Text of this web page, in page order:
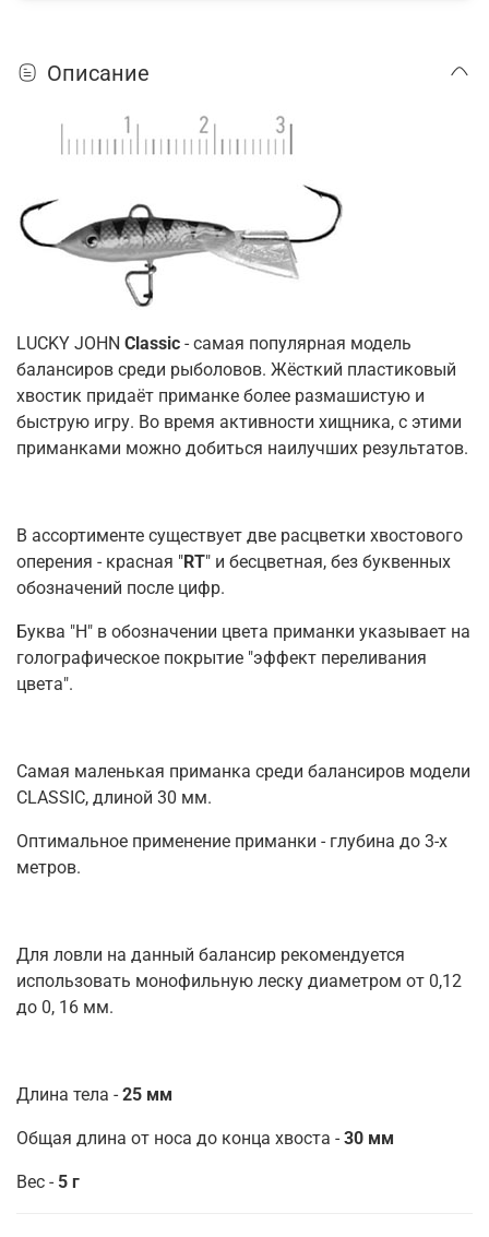
Описание
LUCKY JOHN Classic - самая популярная модель
балансиров среди рыболовов. Жёсткий пластиковый
хвостик придаёт приманке более размашистую и
быструю игру. Во время активности хищника, с этими
приманками можно добиться наилучших результатов.
В ассортименте существует две расцветки хвостового
оперения - красная "RT" и бесцветная, без буквенных
обозначений после цифр.
Буква "H" в обозначении цвета приманки указывает на
голографическое покрытие "эффект переливания
цвета".
Самая маленькая приманка среди балансиров модели
CLASSIC, длиной 30 мм.
Оптимальное применение приманки - глубина до 3-х
метров.
Для ловли на данный балансир рекомендуется
использовать монофильную леску диаметром от 0,12
до 0, 16 мм.
Длина тела - 25 мм
Общая длина от носа до конца хвоста - 30 мм
Вес - 5 г